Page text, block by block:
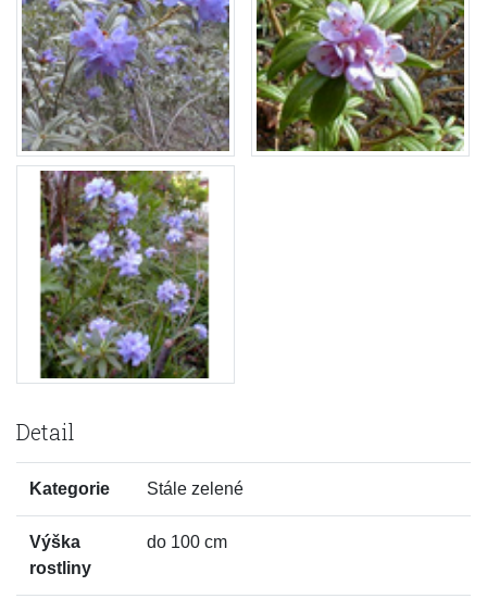
Detail
Kategorie Stále zelené
Výška
rostliny
do 100 cm